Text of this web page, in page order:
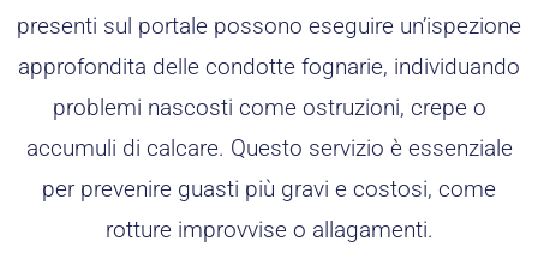
presenti sul portale possono eseguire un’ispezione
approfondita delle condotte fognarie, individuando
problemi nascosti come ostruzioni, crepe o
accumuli di calcare. Questo servizio è essenziale
per prevenire guasti più gravi e costosi, come
rotture improvvise o allagamenti.